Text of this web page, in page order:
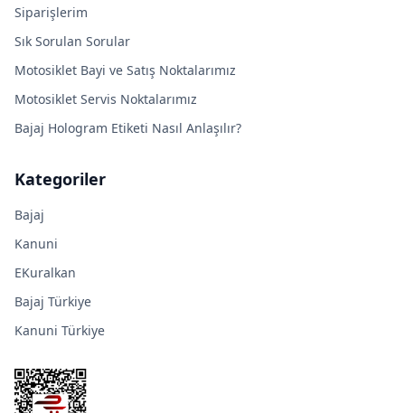
Siparişlerim
Sık Sorulan Sorular
Motosiklet Bayi ve Satış Noktalarımız
Motosiklet Servis Noktalarımız
Bajaj Hologram Etiketi Nasıl Anlaşılır?
Kategoriler
Bajaj
Kanuni
EKuralkan
Bajaj Türkiye
Kanuni Türkiye